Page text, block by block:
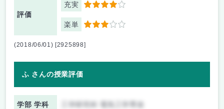
評価
充実 4
楽単 3
(2018/06/01) [2925898]
ふ さんの授業評価
学部 学科